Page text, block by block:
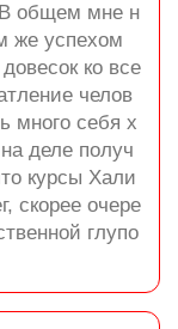
В общем мне н
же успехом
ко все
челов
много себя х
деле получ
курсы Хали
скорее очере
глупо